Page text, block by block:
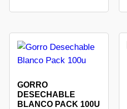
GORRO
DESECHABLE
BLANCO PACK 100U